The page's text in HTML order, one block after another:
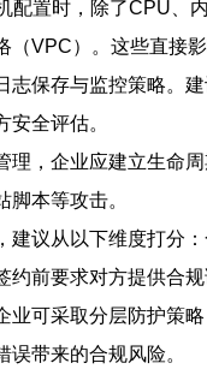
配置时，除了CPU、
（VPC）。这些直接
志保存与监控策略。
安全评估。
理，企业应建立生命
脚本等攻击。
建议从以下维度打分
约前要求对方提供合
业可采取分层防护策
带来的合规风险。